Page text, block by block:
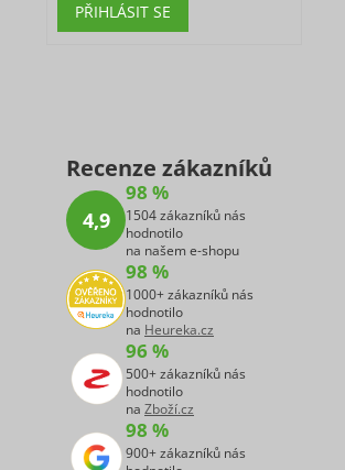
PŘIHLÁSIT SE
Recenze zákazníků
4,9
98 %
1504 zákazníků nás
hodnotilo
na našem e-shopu
98 %
1000+ zákazníků nás
hodnotilo
na Heureka.cz
96 %
500+ zákazníků nás
hodnotilo
na Zboží.cz
98 %
900+ zákazníků nás